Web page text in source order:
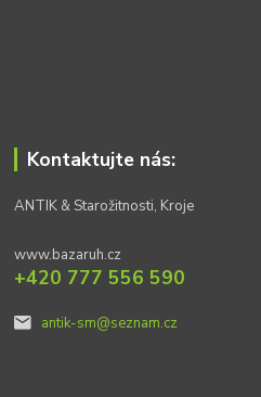
Kontaktujte nás:
ANTIK & Starožitnosti, Kroje
www.bazaruh.cz
+420 777 556 590
antik-sm@seznam.cz